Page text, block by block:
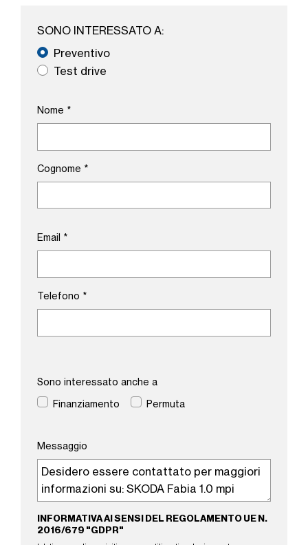
SONO INTERESSATO A:
Preventivo
Test drive
Nome *
Cognome *
Email *
Telefono *
Sono interessato anche a
Finanziamento
Permuta
Messaggio
INFORMATIVA AI SENSI DEL REGOLAMENTO UE N.
2016/679 "GDPR"